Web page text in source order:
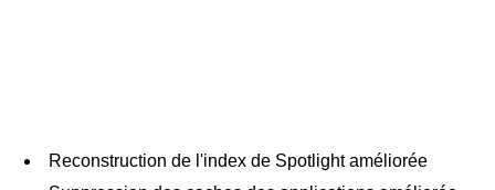
Reconstruction de l'index de Spotlight améliorée